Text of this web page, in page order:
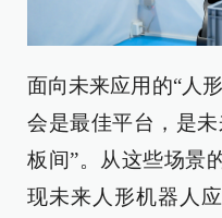
面向未来应用的“人
会是最佳平台，是
板间”。从这些场景
现未来人形机器人